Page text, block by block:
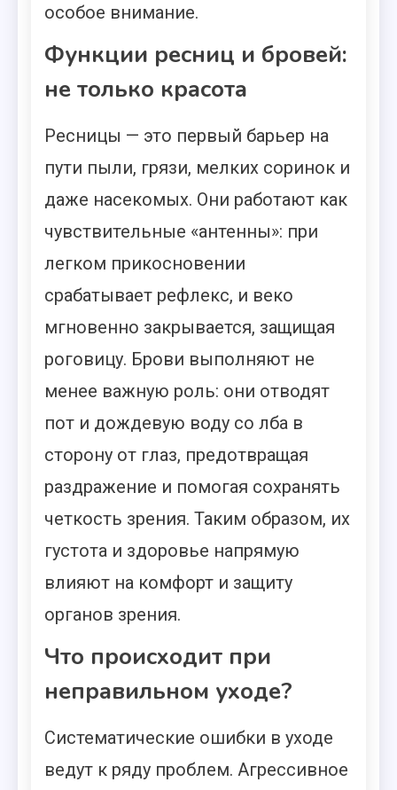
особое внимание.
Функции ресниц и бровей:
не только красота
Ресницы — это первый барьер на
пути пыли, грязи, мелких соринок и
даже насекомых. Они работают как
чувствительные «антенны»: при
легком прикосновении
срабатывает рефлекс, и веко
мгновенно закрывается, защищая
роговицу. Брови выполняют не
менее важную роль: они отводят
пот и дождевую воду со лба в
сторону от глаз, предотвращая
раздражение и помогая сохранять
четкость зрения. Таким образом, их
густота и здоровье напрямую
влияют на комфорт и защиту
органов зрения.
Что происходит при
неправильном уходе?
Систематические ошибки в уходе
ведут к ряду проблем. Агрессивное